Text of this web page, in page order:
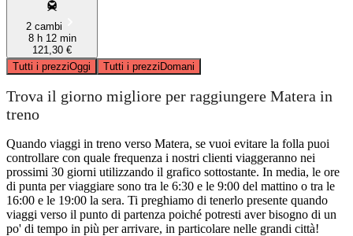
2 cambi
8 h 12 min
121,30 €
Tutti i prezziOggi Tutti i prezziDomani
Trova il giorno migliore per raggiungere Matera in
treno
Quando viaggi in treno verso Matera, se vuoi evitare la folla puoi
controllare con quale frequenza i nostri clienti viaggeranno nei
prossimi 30 giorni utilizzando il grafico sottostante. In media, le ore
di punta per viaggiare sono tra le 6:30 e le 9:00 del mattino o tra le
16:00 e le 19:00 la sera. Ti preghiamo di tenerlo presente quando
viaggi verso il punto di partenza poiché potresti aver bisogno di un
po' di tempo in più per arrivare, in particolare nelle grandi città!